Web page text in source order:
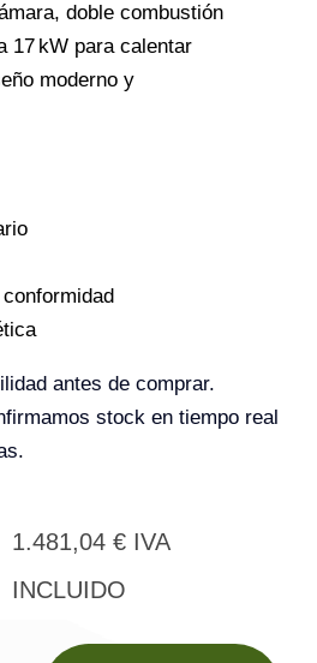
doble combustión
17 kW para calentar
moderno y
antes de comprar.
stock en tiempo real
1.481,04 € IVA
INCLUIDO